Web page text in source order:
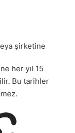
şirketine
her yıl 15
Bu tarihler